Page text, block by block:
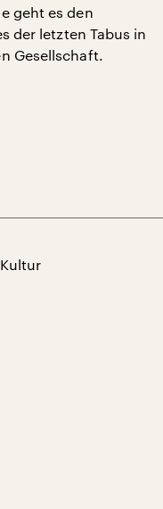
geht es den
der letzten Tabus in
Gesellschaft.